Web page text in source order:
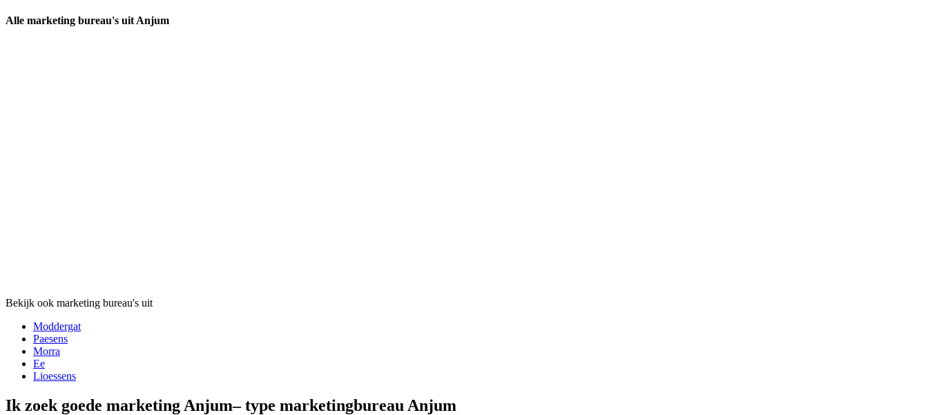
Alle marketing bureau's uit Anjum
Bekijk ook marketing bureau's uit
Moddergat
Paesens
Morra
Ee
Lioessens
Ik zoek goede marketing Anjum– type marketingbureau Anjum